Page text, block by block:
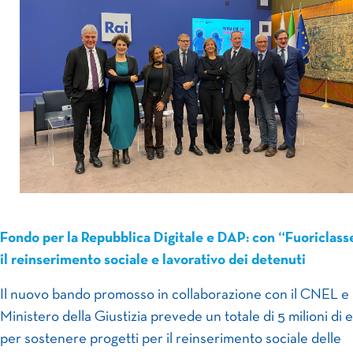
Fondo per la Repubblica Digitale e DAP: con
il reinserimento sociale e lavorativo dei detenuti
Il nuovo bando promosso in collaborazione con il CNEL e
Ministero della Giustizia prevede un totale di 5 milioni di
per sostenere progetti per il reinserimento sociale delle